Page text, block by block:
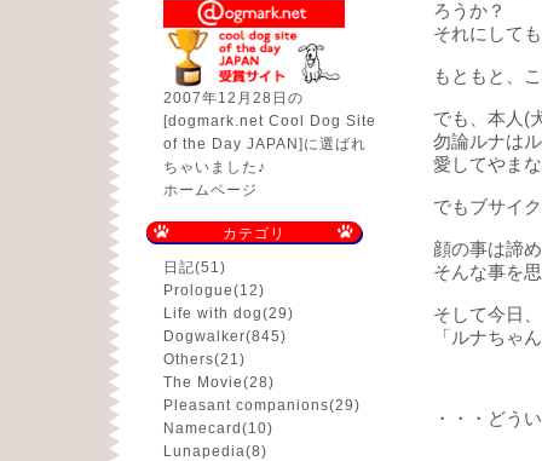
2007年12月28日の
[dogmark.net Cool Dog Site
of the Day JAPAN]に選ばれ
ちゃいました♪
ホームページ
カテゴリ
日記(51)
Prologue(12)
Life with dog(29)
Dogwalker(845)
Others(21)
The Movie(28)
Pleasant companions(29)
Namecard (10)
Lunapedia(8)
ろうか？
それにして
もともと、
でも、本人(
勿論ルナは
愛してやま
でもブサイ
顔の事は諦
そんな事を
そして今日、
「ルナちゃ
・・・どう